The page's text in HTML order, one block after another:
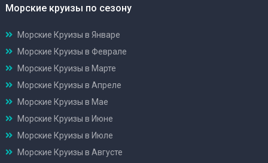
Морские круизы по сезону
Морские Круизы в Январе
Морские Круизы в Феврале
Морские Круизы в Марте
Морские Круизы в Апреле
Морские Круизы в Мае
Морские Круизы в Июне
Морские Круизы в Июле
Морские Круизы в Августе